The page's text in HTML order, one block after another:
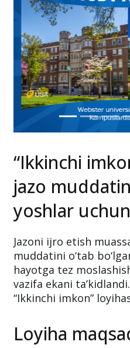
“Ikkinchi
jazo
yoshlar
Jazoni ijro etish
muddatini o‘tab
hayotga tez
vazifa ekani
“Ikkinchi imkon”
Loyiha